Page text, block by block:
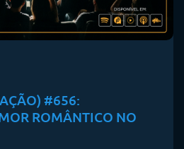
#656:
ROMÂNTICO NO